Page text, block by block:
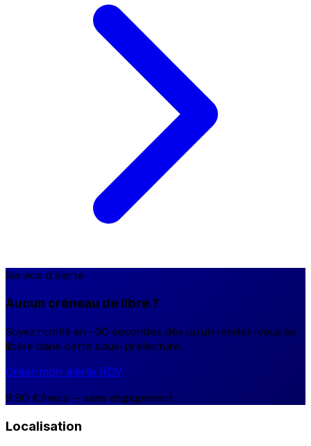
Service d'alerte
Aucun créneau de libre ?
Soyez notifié en ~30 secondes dès qu'un rendez-vous se
libère dans cette sous-préfecture.
Créer mon alerte RDV
9,90 €/mois — sans engagement
Localisation